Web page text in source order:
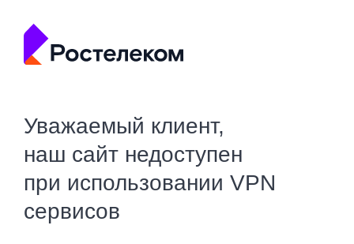
Уважаемый клиент,
наш сайт недоступен
при использовании VPN
сервисов